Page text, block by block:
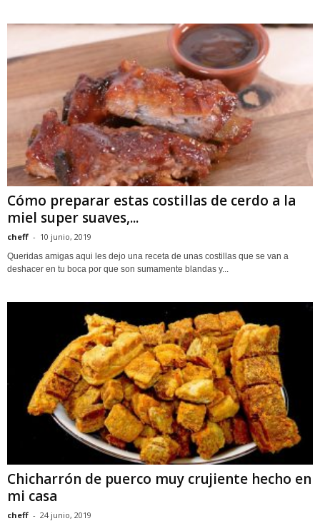
Cómo preparar estas costillas de cerdo a la
miel super suaves,...
cheff - 10 junio, 2019
Queridas amigas aqui les dejo una receta de unas costillas que se van a
deshacer en tu boca por que son sumamente blandas y...
Chicharrón de puerco muy crujiente hecho en
mi casa
cheff - 24 junio, 2019